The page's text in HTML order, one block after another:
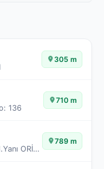
305 m
136
710 m
Omurtak Cad. Yeni Emniyet Md.Yanı ORİON AVM
789 m